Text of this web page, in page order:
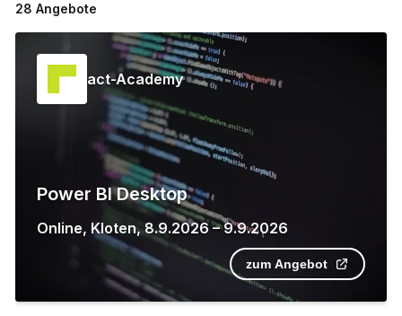
28 Angebote
act-Academy
Power BI Desktop
Online, Kloten,8.9.2026 –9.9.2026
zum Angebot